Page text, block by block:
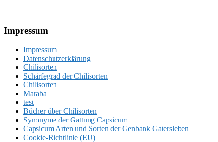
Footer
Impressum
Impressum
Datenschutzerklärung
Chilisorten
Schärfegrad der Chilisorten
Chilisorten
Maraba
test
Bücher über Chilisorten
Synonyme der Gattung Capsicum
Capsicum Arten und Sorten der Genbank Gatersleben
Cookie-Richtlinie (EU)